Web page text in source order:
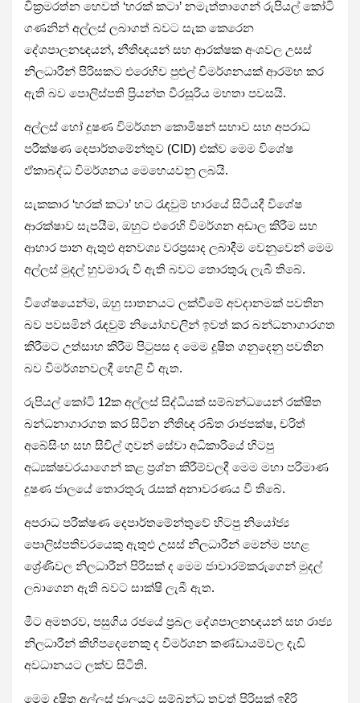
වික්‍රමරත්න හෙවත් ‘හරක් කටා’ නමැත්තාගෙන් රුපියල් කෝටි
ගණනින් අල්ලස් ලබාගත් බවට සැක කෙරෙන
දේශපාලනඥයන්, නීතිඥයන් සහ ආරක්ෂක අංශවල උසස්
නිලධාරීන් පිරිසකට එරෙහිව පුළුල් විමර්ශනයක් ආරම්භ කර
ඇති බව පොලිස්පති ප්‍රියන්ත වීරසූරිය මහතා පවසයි.
අල්ලස් හෝ දූෂණ විමර්ශන කොමිෂන් සභාව සහ අපරාධ
පරීක්ෂණ දෙපාර්තමේන්තුව (CID) එක්ව මෙම විශේෂ
ඒකාබද්ධ විමර්ශනය මෙහෙයවනු ලබයි.
සැකකාර ‘හරක් කටා’ හට රැඳවුම් භාරයේ සිටියදී විශේෂ
ආරක්ෂාව සැපයීම, ඔහුට එරෙහි විමර්ශන අඩාල කිරීම සහ
ආහාර පාන ඇතුළු අනවශ්‍ය වරප්‍රසාද ලබාදීම වෙනුවෙන් මෙම
අල්ලස් මුදල් හුවමාරු වී ඇති බවට තොරතුරු ලැබී තිබේ.
විශේෂයෙන්ම, ඔහු ඝාතනයට ලක්වීමේ අවදානමක් පවතින
බව පවසමින් රැඳවුම් නියෝගවලින් ඉවත් කර බන්ධනාගාරගත
කිරීමට උත්සාහ කිරීම පිටුපස ද මෙම දූෂිත ගනුදෙනු පවතින
බව විමර්ශනවලදී හෙළි වී ඇත.
රුපියල් කෝටි 12ක අල්ලස් සිද්ධියක් සම්බන්ධයෙන් රක්ෂිත
බන්ධනාගාරගත කර සිටින නීතිඥ රඛිත රාජපක්ෂ, චරිත්
අබේසිංහ සහ සිවිල් ගුවන් සේවා අධිකාරියේ හිටපු
අධ්‍යක්ෂවරයාගෙන් කළ ප්‍රශ්න කිරීම්වලදී මෙම මහා පරිමාණ
දූෂණ ජාලයේ තොරතුරු රැසක් අනාවරණය වී තිබේ.
අපරාධ පරීක්ෂණ දෙපාර්තමේන්තුවේ හිටපු නියෝජ්‍ය
පොලිස්පතිවරයෙකු ඇතුළු උසස් නිලධාරීන් මෙන්ම පහළ
ශ්‍රේණිවල නිලධාරීන් පිරිසක් ද මෙම ජාවාරම්කරුගෙන් මුදල්
ලබාගෙන ඇති බවට සාක්ෂි ලැබී ඇත.
මීට අමතරව, පසුගිය රජයේ ප්‍රබල දේශපාලනඥයන් සහ රාජ්‍ය
නිලධාරීන් කිහිපදෙනෙකු ද විමර්ශන කණ්ඩායම්වල දැඩි
අවධානයට ලක්ව සිටිති.
මෙම දූෂිත අල්ලස් ජාලයට සම්බන්ධ තවත් පිරිසක් ඉදිරි